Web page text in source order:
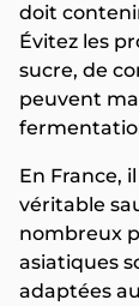
doit
Évitez les
sucre, de
peuvent
En France,
véritable
nombreux
asiatiques
adaptées